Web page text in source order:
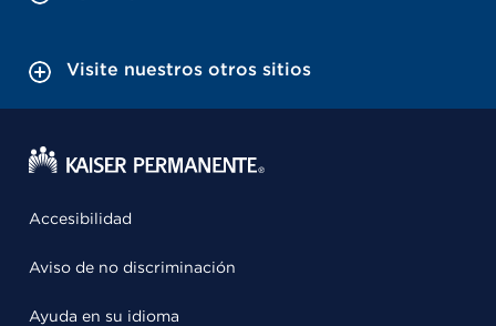
Visite nuestros otros sitios
Accesibilidad
Aviso de no discriminación
Ayuda en su idioma